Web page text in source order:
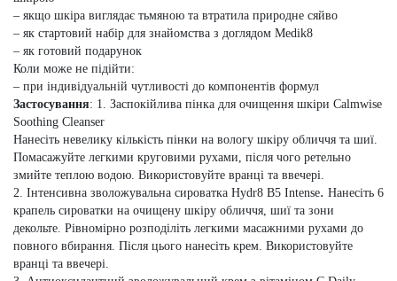
– якщо шкіра виглядає тьмяною та втратила природне сяйво
– як стартовий набір для знайомства з доглядом Medik8
– як готовий подарунок
Коли може не підійти:
– при індивідуальній чутливості до компонентів формул
Застосування: 1. Заспокійлива пінка для очищення шкіри Calmwise
Soothing Cleanser
Нанесіть невелику кількість пінки на вологу шкіру обличчя та шиї.
Помасажуйте легкими круговими рухами, після чого ретельно
змийте теплою водою. Використовуйте вранці та ввечері.
2. Інтенсивна зволожувальна сироватка Hydr8 B5 Intense. Нанесіть 6
крапель сироватки на очищену шкіру обличчя, шиї та зони
декольте. Рівномірно розподіліть легкими масажними рухами до
повного вбирання. Після цього нанесіть крем. Використовуйте
вранці та ввечері.